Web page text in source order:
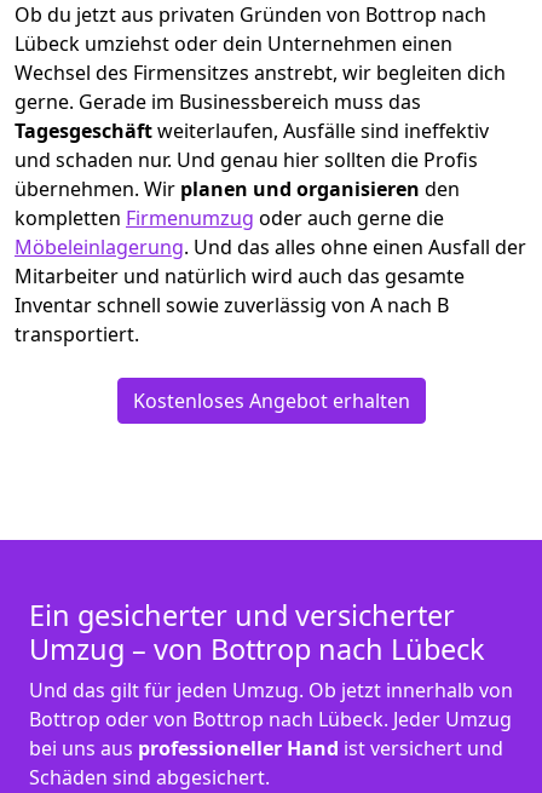
Ob du jetzt aus privaten Gründen von Bottrop nach
Lübeck umziehst oder dein Unternehmen einen
Wechsel des Firmensitzes anstrebt, wir begleiten dich
gerne. Gerade im Businessbereich muss das
Tagesgeschäftweiterlaufen, Ausfälle sind ineffektiv
und schaden nur. Und genau hier sollten die Profis
übernehmen. Wir planen und organisieren den
kompletten Firmenumzug oder auch gerne die
Möbeleinlagerung. Und das alles ohne einen Ausfall der
Mitarbeiter und natürlich wird auch das gesamte
Inventar schnell sowie zuverlässig von A nach B
transportiert.
Kostenloses Angebot erhalten
Ein gesicherter und versicherter
Umzug – von Bottrop nach Lübeck
Und das gilt für jeden Umzug. Ob jetzt innerhalb von
Bottrop oder von Bottrop nach Lübeck. Jeder Umzug
bei uns aus professioneller Hand ist versichert und
Schäden sind abgesichert.